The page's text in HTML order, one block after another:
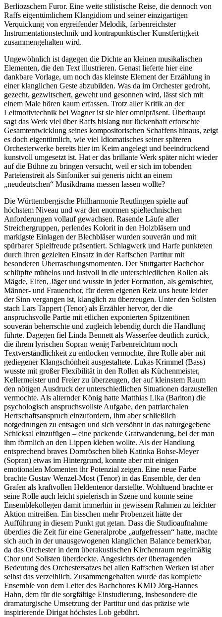
Berliozschem Furor. Eine weite stilistische Reise, die dennoch von
Raffs eigentümlichem Klangidiom und seiner einzigartigen
Verquickung von ergreifender Melodik, farbenreichster
Instrumentationstechnik und kontrapunktischer Kunstfertigkeit
zusammengehalten wird.
Ungewöhnlich ist dagegen die Dichte an kleinen musikalischen
Elementen, die den Text illustrieren. Genast lieferte hier eine
dankbare Vorlage, um noch das kleinste Element der Erzählung in
einer klanglichen Geste abzubilden. Was da im Orchester gedroht,
gezecht, gezwitschert, geweht und gesonnen wird, lässt sich mit
einem Male hören kaum erfassen. Trotz aller Kritik an der
Leitmotivtechnik bei Wagner ist sie hier omnipräsent. Überhaupt
sagt das Werk viel über Raffs bislang nur lückenhaft erforschte
Gesamtentwicklung seines kompositorischen Schaffens hinaus, zeigt
es doch eigentümlich, wie viel Idiomatisches seiner späteren
Orchesterwerke bereits hier im Keim angelegt und beeindruckend
kunstvoll umgesetzt ist. Hat er das brillante Werk später nicht wieder
auf die Bühne zu bringen versucht, weil er sich im tobenden
Parteienstreit als Sinfoniker sui generis nicht an einem
„neudeutschen“ Musikdrama messen lassen wollte?
Die Württembergische Philharmonie Reutlingen spielte auf
höchstem Niveau und war den enormen spieltechnischen
Anforderungen vollauf gewachsen. Rasende Läufe aller
Streichergruppen, perlendes Kolorit in den Holzbläsern und
markigste Einlagen der Blechbläser wurden souverän und mit
spürbarer Spielfreude präsentiert. Schlagwerk und Harfe punkteten
durch ihren gezielten Einsatz in der Raffschen Partitur mit
besonderen Überraschungsmomenten. Der Stuttgarter Bachchor
schlüpfte mühelos und lustvoll in die unterschiedlichen Rollen als
Mägde, Elfen, Jäger und wusste in jeder Formation, als gemischter,
Männer- und Frauenchor, für deren eigenen Reiz uns heute leider
der Sinn vergangen ist, klanglich zu überzeugen. Unter den Solisten
stach Lars Tappert (Tenor) als Erzähler hervor, der die
anspruchsvolle Partie mit etlichen exponierten Spitzentönen
souverän beherrschte und zugleich lebendig durch die Handlung
führte. Dagegen fiel Linda Bennett als Wasserfee deutlich zurück,
die ihrem lyrischen Sopran wenig Farbenreichtum noch
Textverständlichkeit zu entlocken vermochte, ihre Rolle aber mit
gediegener Klangschönheit ausgestaltete. Lukas Krimmel (Bass)
wusste mit großer Flexibilität in den Rollen als Küchenmeister,
Kellermeister und Freier zu überzeugen, der auf kleinstem Raum
den nötigen Ausdruck der unterschiedlichen Situationen darzustellen
vermochte. Als alternder König hatte Matthias Lika (Bariton) die
psychologisch anspruchsvollste Aufgabe, den patriarchalen
Herrschaftsanspruch einzufordern, ihm aber schließlich
notgedrungen zu entsagen und sich versöhnt in das naturgegebene
Schicksal einzufügen – eine packende Gratwanderung, bei der man
ihm förmlich an den Lippen kleben wollte. Als der Handlung
entsprechend braves Dornröschen blieb Katinka Bohse-Meyer
(Sopran) etwas im Hintergrund, konnte aber mit einigen
emotionalen Momenten ihr Potenzial zeigen. Eine neue Farbe
brachte Gustav Wenzel-Most (Tenor) in das Ensemble, der den
Grafen als kraftvollen Heldentenor darstellte. Wohltuend brachte er
seine Rolle auch leicht spielerisch in Szene und konnte seine
Ensemblekollegen damit immerhin in gewissem Rahmen zu leichter
Aktion mitreißen. Ein bisschen mehr Probenzeit hätte der
Aufführung in diesem Punkt gut getan. Dass die Studioaufnahme
überdies die Zeit für eine Generalprobe „aufgefressen“ hatte, machte
sich auch in der unausgewogenen klanglichen Balance bemerkbar,
da das Orchester in dem überakustischen Kirchenraum regelmäßig
Chor und Solisten überdeckte. Angesichts der überragenden
Bedeutung des Orchestersatzes bei allen Raffschen Werken ist aber
selbst das verzeihlich. Zusammengehalten wurde das komplette
Ensemble von dem Leiter des Bachchores KMD Jörg-Hannes
Hahn, dem für die sorgfältige Einstudierung, insbesondere die
dramaturgische Umsetzung der Partitur und das präzise wie
inspirierende Dirigat höchstes Lob gebührt.